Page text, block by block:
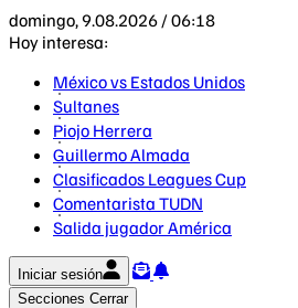
domingo, 9.08.2026 / 06:18
Hoy interesa:
México vs Estados Unidos
Sultanes
Piojo Herrera
Guillermo Almada
Clasificados Leagues Cup
Comentarista TUDN
Salida jugador América
Iniciar sesión
Secciones Cerrar